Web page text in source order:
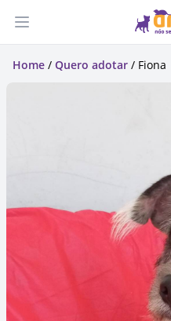
Abrir menu
Home / Quero adotar / Fiona